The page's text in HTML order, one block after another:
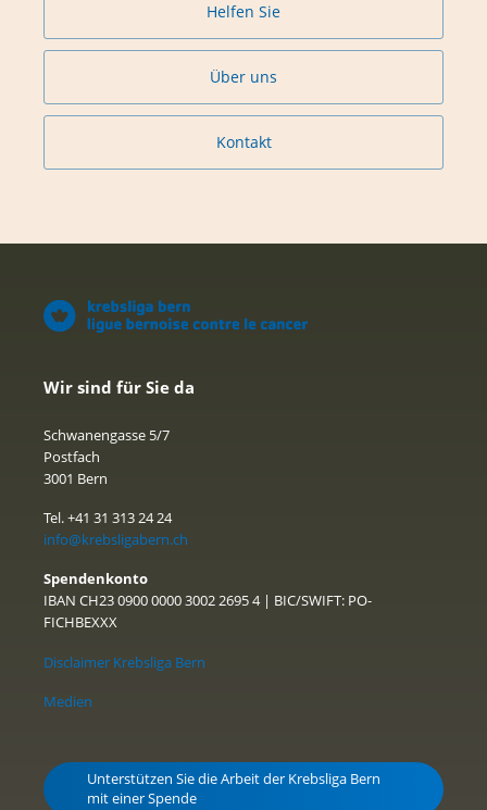
Helfen Sie
Über uns
Kontakt
Wir sind für Sie da
Schwanengasse 5/7
Postfach
3001 Bern
Tel. +41 31 313 24 24
info@krebsligabern.ch
Spendenkonto
IBAN CH23 0900 0000 3002 2695 4 | BIC/SWIFT: PO-
FICHBEXXX
Disclaimer Krebsliga Bern
Medien
Unterstützen Sie die Arbeit der Krebsliga Bern
mit einer Spende